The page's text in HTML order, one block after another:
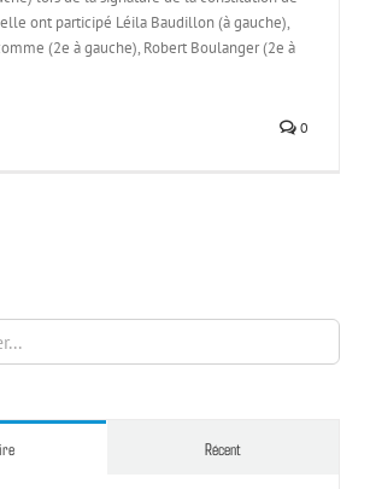
ont participé Léila Baudillon (à gauche),
(2e à gauche), Robert Boulanger (2e à
0
Récent